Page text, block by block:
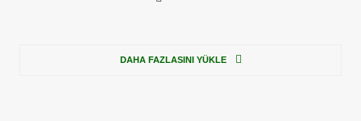
DAHA FAZLASINI YÜKLE